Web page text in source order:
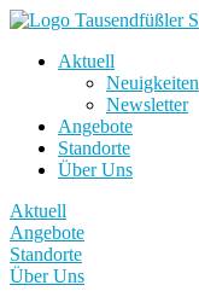
Aktuell
Neuigkeiten
Newsletter
Angebote
Standorte
Über Uns
Aktuell
Angebote
Standorte
Über Uns